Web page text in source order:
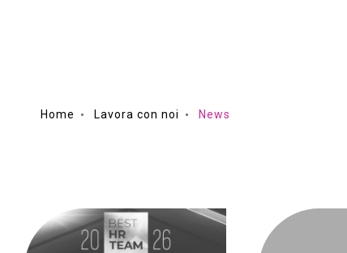
Home Lavora con noi News